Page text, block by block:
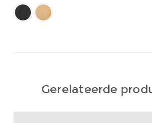
Gerelateerde